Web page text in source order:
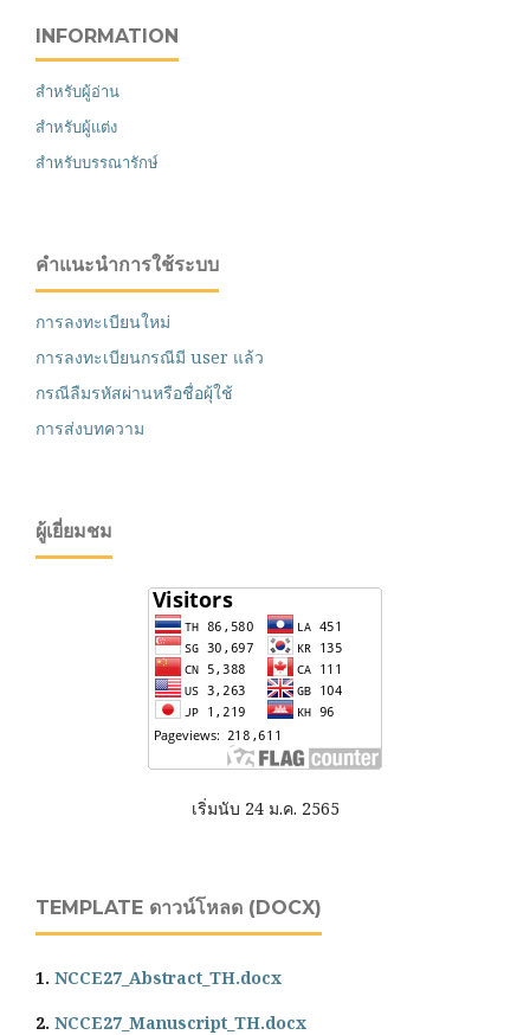
INFORMATION
สำหรับผู้อ่าน
สำหรับผู้แต่ง
สำหรับบรรณารักษ์
คำแนะนำการใช้ระบบ
การลงทะเบียนใหม่
การลงทะเบียนกรณีมี user แล้ว
กรณีลืมรหัสผ่านหรือชื่อผุ้ใช้
การส่งบทความ
ผู้เยี่ยมชม
เริ่มนับ 24 ม.ค. 2565
TEMPLATE ดาวน์โหลด (DOCX)
1. NCCE27_Abstract_TH.docx
2. NCCE27_Manuscript_TH.docx